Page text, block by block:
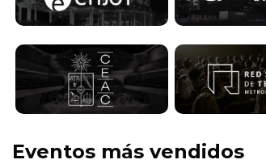
Eventos más vendidos